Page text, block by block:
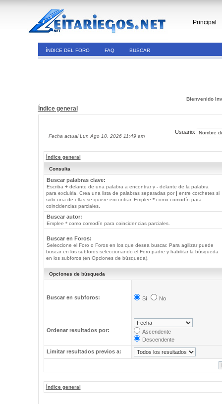
Principal
ÍNDICE DEL FORO FAQ BUSCAR
Bienvenido
Índice general
Fecha actual Lun Ago 10, 2026 11:49 am
Usuario:
Índice general
Consulta
Buscar palabras clave:
Escriba +delante de una palabra a encontrar y -delante de la palabra
para excluirla. Crea una lista de palabras separadas por | entre corchetes si
solo una de ellas se quiere encontrar. Emplee *como comodín para
coincidencias parciales.
Buscar autor:
Emplee * como comodín para coincidencias parciales.
Buscar en Foros:
Seleccione el Foro o Foros en los que desea buscar. Para agilizar puede
buscar en los subforos seleccionando el Foro padre y habilitar la búsqueda
en los subforos (en Opciones de búsqueda).
Opciones de búsqueda
Buscar en subforos: Sí No
Ordenar resultados por:
Ascendente
Descendente
Limitar resultados previos a:
Índice general